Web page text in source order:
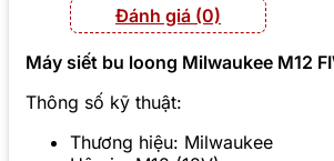
Đánh giá (0)
Máy siết bu loong Milwaukee M12
Thông số kỹ thuật:
Thương hiệu: Milwaukee